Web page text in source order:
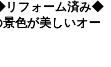
リフォーム済み◆
色が美しいオー